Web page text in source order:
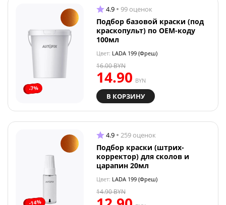
-7%
4.9 99 оценок
Подбор базовой краски (под
краскопульт) по OEM-коду
100мл
Цвет: LADA 199 (Фреш)
14.90 BYN
16.00BYN
В КОРЗИНУ
-14%
4.9 259 оценок
Подбор краски (штрих-
корректор) для сколов и
царапин 20мл
Цвет: LADA 199 (Фреш)
14.90BYN